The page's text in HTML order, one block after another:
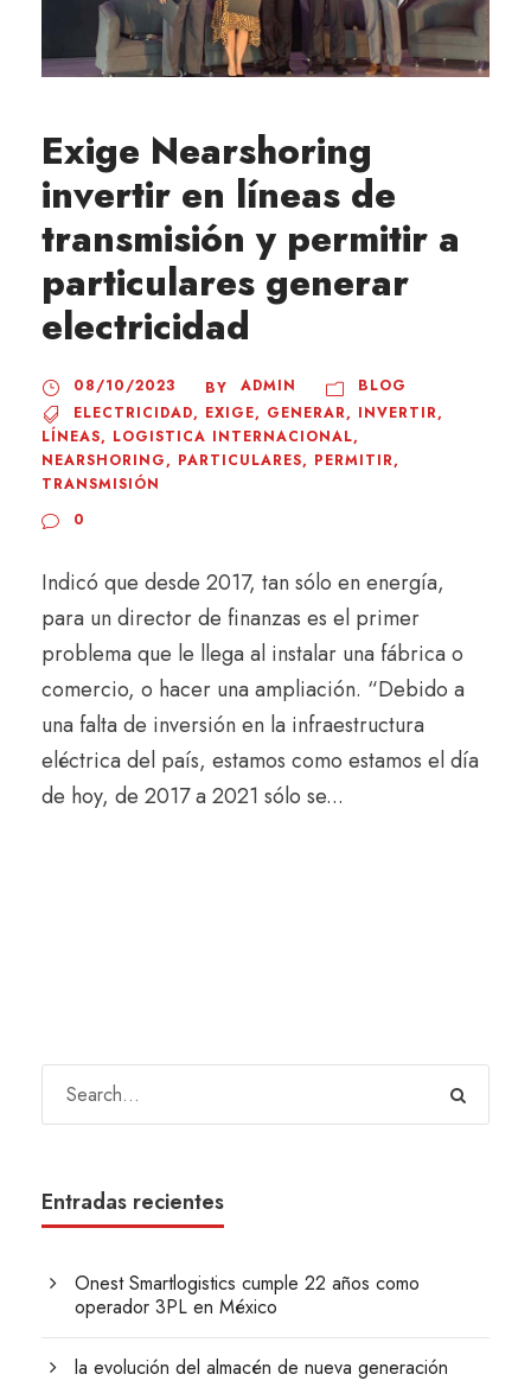
Exige Nearshoring
invertir en líneas de
transmisión y permitir a
particulares generar
electricidad
08/10/2023 BY ADMIN
BLOG
ELECTRICIDAD, EXIGE, GENERAR, INVERTIR,
LÍNEAS, LOGISTICA INTERNACIONAL,
NEARSHORING, PARTICULARES, PERMITIR,
TRANSMISIÓN
0
Indicó que desde 2017, tan sólo en energía,
para un director de finanzas es el primer
problema que le llega al instalar una fábrica o
comercio, o hacer una ampliación. “Debido a
una falta de inversión en la infraestructura
eléctrica del país, estamos como estamos el día
de hoy, de 2017 a 2021 sólo se...
Entradas recientes
Onest Smartlogistics cumple 22 años como
operador 3PL en México
la evolución del almacén de nueva generación